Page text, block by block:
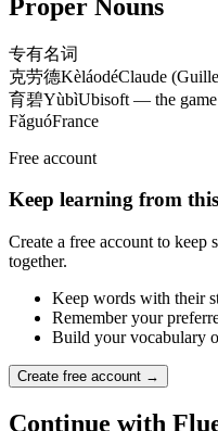
Proper Nouns
专有名词
克劳德KèláodéClaude
育碧YùbìUbisoft — the game
FǎguóFrance
Free account
Keep learning from
Create a free account to keep
together.
Keep words with their
Remember your
Build your vocabulary
Create free account →
Continue with